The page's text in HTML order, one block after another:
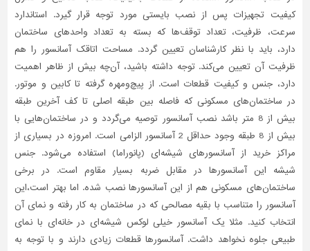
کیفیت تجهیزات پس از نصب بایستی مورد توجه قرار گیرد. استاندارد
سرعت، ظرفیت، تعداد توقف‌ها که بسته به تعداد واحدهای ساختمان
دارد، باید با نظر کارشناسان تعیین گردد. مساحت اتاقک آسانسور را هم
ظرفیت آن تعیین می‌کند. توجه داشته باشید، آن‌چه بیش از ظاهر اهمیت
دارد، جنس و کیفیت قطعات است. از پیچ‌و‌مهره گرفته تا کابین و موتور.
در ساختمان‌‌های مسکونی که فاصله بین طبقه اصلی تا کف آخرین طبقه
بیش از 8 متر باشد نصب آسانسور توصیه می‌گردد و در ساختمان‌هایی با
بیش از 8 طبقه وجود حداقل 2 آسانسور الزامی است. امروزه در بسیاری از
مراکز خرید از آسانسورهای شیشه‌ای (پانوراما) استفاده می‌شود. جنس
شیشه این آسانسورها در مقابل ضربه بسیار مقاوم است. در برخی
ساختمان‌های مسکونی هم از این آسانسورها نصب شده. اما بهتر است،این
آسانسور را متناسب با بقیه مصالحی که در ساختمان به کار رفته و نمای آن
انتخاب کنید. مثلا یک آسانسور خیلی لوکس شیشه‌ای در خانه‌ای با نمای
طبیعی جلوه نخواهد داشت. آسانسورها قطعات زیادی دارند و با توجه به